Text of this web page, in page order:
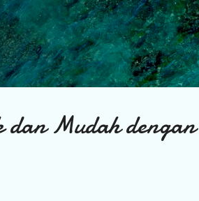
to main content
Mudah dengan